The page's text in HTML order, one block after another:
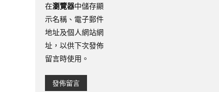
在瀏覽器中儲存顯
示名稱、電子郵件
地址及個人網站網
址，以供下次發佈
留言時使用。